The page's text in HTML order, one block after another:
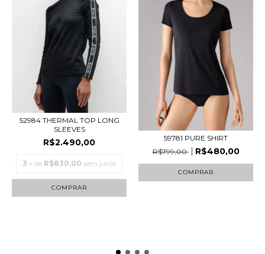
52984 THERMAL TOP LONG
SLEEVES
R$2.490,00
3 x de R$830,00 sem juros
COMPRAR
59781 PURE SHIRT
R$799,00
R$480,00
COMPRAR